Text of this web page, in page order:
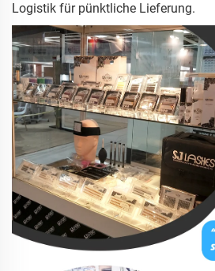
Logistik für pünktliche Lieferung.